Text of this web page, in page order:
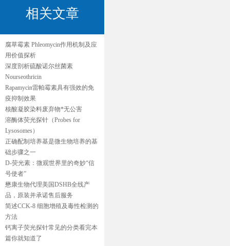
相关文章
腐草霉素 Phleomycin作用机制及应
用价值探析
深度剖析硫酸诺尔丝菌素
Nourseothricin
Rapamycin雷帕霉素具有强效的免
疫抑制效果
核酸凝胶染料废弃物*无公害
溶酶体荧光探针（Probes for
Lysosomes）
正确配制培养基是微生物培养的基
础步骤之一
D-荧光素：微观世界里的奇妙“信
号使者”
懋康生物代理美国DSHB全线产
品，原装并承诺售后服务
简述CCK-8 细胞增殖及毒性检测的
方法
钙离子荧光探针常见的分类看完本
篇你就知道了